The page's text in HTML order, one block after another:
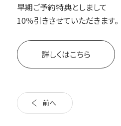
早期ご予約特典としまして
10％引きさせていただきます。
詳しくはこちら
前へ